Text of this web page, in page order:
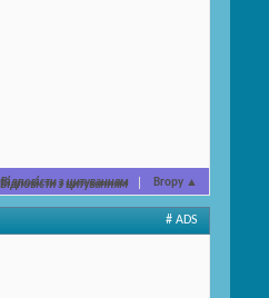
Відповісти з цитуванням Вгору ▲
# ADS